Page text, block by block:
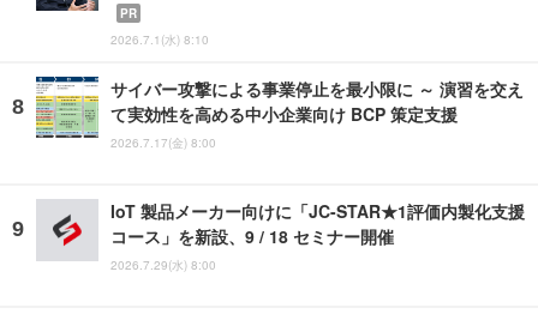
PR
2026.7.1(水) 8:10
サイバー攻撃による事業停止を最小限に ～ 演習を交え
て実効性を高める中小企業向け BCP 策定支援
2026.7.17(金) 8:00
IoT 製品メーカー向けに「JC-STAR★1評価内製化支援
コース」を新設、9 / 18 セミナー開催
2026.7.29(水) 8:00